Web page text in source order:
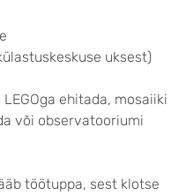
uksest)
ehitada, mosaiiki
või observatooriumi
töötuppa, sest klotse